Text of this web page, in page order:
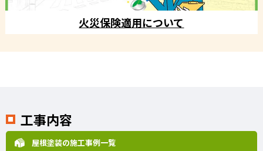
火災保険適用について
工事内容
屋根塗装の施工事例一覧